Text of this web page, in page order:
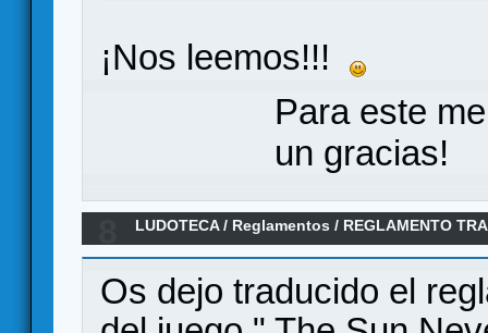
¡Nos leemos!!!
Para este
un gracias!
LUDOTECA/ Reglamentos / REGLAMENTO
Os dejo traducido el